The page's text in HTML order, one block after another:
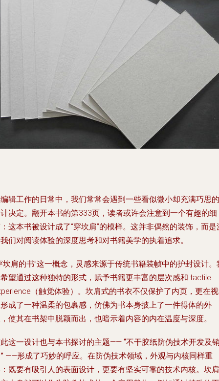
辑工作的日常中，我们常常会遇到一些看似微小却充满巧思的
决定。翻开本书的第333页，读者或许会注意到一个有趣的细
这本书被设计成了“穿坎肩”的模样。这并非偶然的装饰，而是
们对阅读体验的深度思考和对书籍美学的执着追求。
坎肩的书”这一概念，灵感来源于传统书籍装帧中的护封设计。
望通过这种独特的形式，赋予书籍更丰富的层次感和 tactile
（触觉体验）。坎肩式的书衣不仅保护了内页，更在
成了一种温柔的包裹感，仿佛为书本身披上了一件得体的外
使其在书架中脱颖而出，也暗示着内容的内在温度与深度。
这一设计也与本书探讨的主题—— “不干胶纸防伪技术开发及
——形成了巧妙的呼应。在防伪技术领域，外观与内核同样重
既要有吸引人的表面设计，更要有坚实可靠的技术内核。坎肩